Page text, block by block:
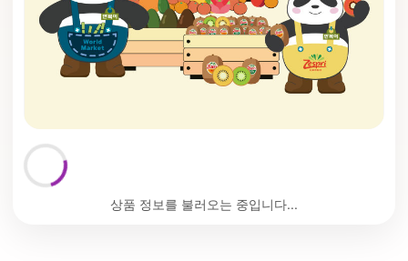
상품 정보를 불러오는 중입니다...